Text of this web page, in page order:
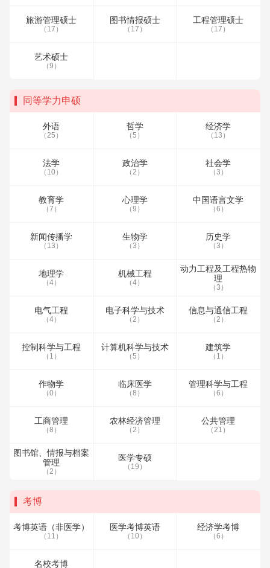
旅游管理硕士
（17）
图书情报硕士
（17）
工程管理硕士
（17）
艺术硕士
（9）
同等学力申硕
外语
（25）
哲学
（5）
经济学
（13）
法学
（10）
政治学
（2）
社会学
（3）
教育学
（7）
心理学
（9）
中国语言文学
（6）
新闻传播学
（13）
生物学
（3）
历史学
（3）
地理学
（4）
机械工程
（4）
动力工程及工程热物
理
（3）
电气工程
（4）
电子科学与技术
（2）
信息与通信工程
（2）
控制科学与工程
（1）
计算机科学与技术
（5）
建筑学
（1）
作物学
（0）
临床医学
（8）
管理科学与工程
（6）
工商管理
（8）
农林经济管理
（2）
公共管理
（21）
图书馆、情报与档案
管理
（2）
医学专硕
（19）
考博
考博英语（非医学）
（11）
医学考博英语
（10）
经济学考博
（6）
名校考博